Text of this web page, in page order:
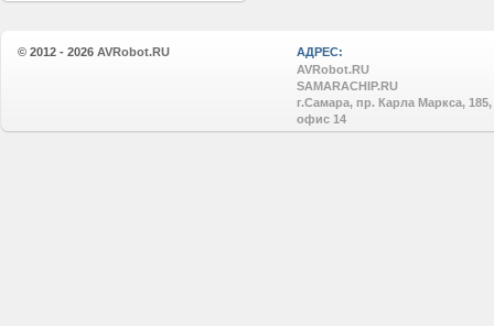
© 2012 - 2026 AVRobot.RU
АДРЕС:
AVRobot.RU
SAMARACHIP.RU
г.Самара, пр. Карла Маркса, 185,
офис 14